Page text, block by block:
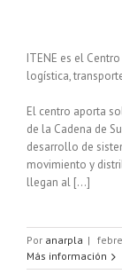
ITENE es el
logística,
El centro aporta
de la Cadena de
desarrollo de
movimiento y
llegan al […]
Por anarpla |
Más información